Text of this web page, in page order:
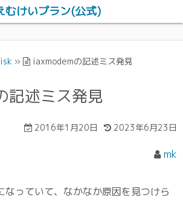
むけいプラン(公式)
» iaxmodemの記述ミス発見
記述ミス発見
2016年1月20日 2023年6月23日
mk
なっていて、なかなか原因を見つけら